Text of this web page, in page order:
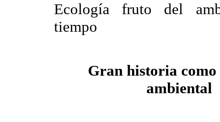
Ecología fruto del
tiempo
Gran historia
ambiental